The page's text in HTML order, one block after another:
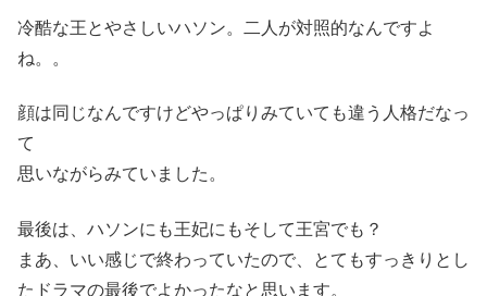
冷酷な王とやさしいハソン。二人が対照的なんですよ
ね。。
顔は同じなんですけどやっぱりみていても違う人格だなっ
て
思いながらみていました。
最後は、ハソンにも王妃にもそして王宮でも？
まあ、いい感じで終わっていたので、とてもすっきりとし
たドラマの最後でよかったなと思います。